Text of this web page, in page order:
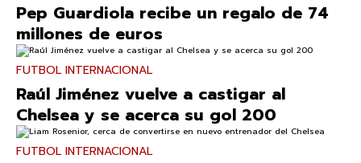
Pep Guardiola recibe un regalo de 74
millones de euros
FUTBOL INTERNACIONAL
Raúl Jiménez vuelve a castigar al
Chelsea y se acerca su gol 200
FUTBOL INTERNACIONAL